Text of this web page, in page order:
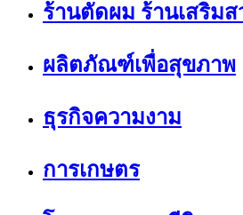
ร้านตัดผม ร้านเสริมส
ผลิตภัณฑ์เพื่อสุขภาพ
ธุรกิจความงาม
การเกษตร